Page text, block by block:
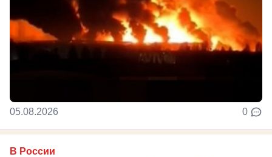
05.08.2026 0
В России